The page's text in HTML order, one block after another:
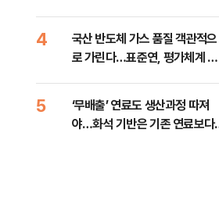
4
국산 반도체 가스 품질 객관적으
로 가린다…표준연, 평가체계 구
5
‘무배출’ 연료도 생산과정 따져
야…화석 기반은 기존 연료보다